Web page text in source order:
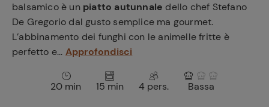
balsamico è un piatto autunnale dello chef Stefano
De Gregorio dal gusto semplice ma gourmet.
L’abbinamento dei funghi con le animelle fritte è
perfetto e... Approfondisci
20 min 15 min 4 pers. Bassa